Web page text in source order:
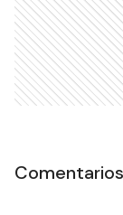
Comentarios